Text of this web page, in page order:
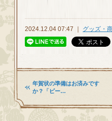
2024.12.04 07:47 ｜ グッズ・
年賀状の準備はお済みです
か？「ピー…